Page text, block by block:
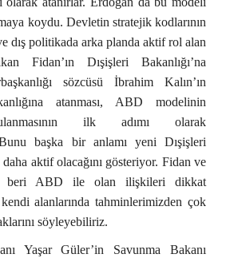
koydu. Devletin stratejik kodlarının
dış politikada arka planda aktif rol alan
Fidan’ın Dışişleri Bakanlığı’na
sözcüsü İbrahim Kalın’ın
atanması, ABD modelinin
ilk adımı olarak
başka bir anlamı yeni Dışişleri
daha aktif olacağını gösteriyor. Fidan ve
beri ABD ile olan ilişkileri dikkat
alanlarında tahminlerimizden çok
söyleyebiliriz.
Yaşar Güler’in Savunma Bakanı